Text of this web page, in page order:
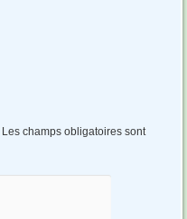
Les champs obligatoires sont